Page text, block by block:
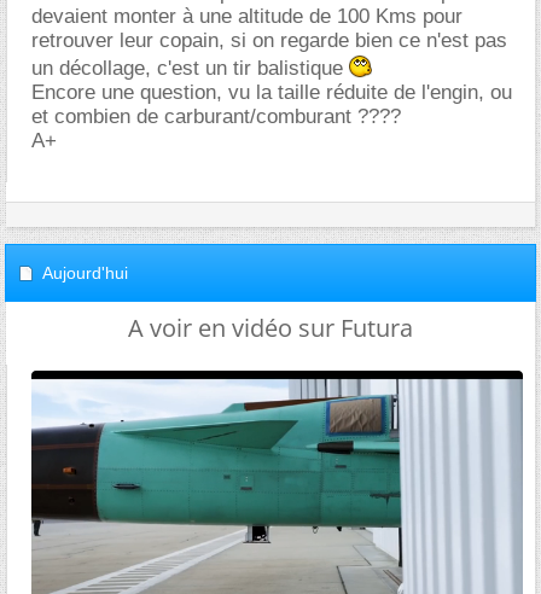
devaient monter à une altitude de 100 Kms pour
retrouver leur copain, si on regarde bien ce n'est pas
un décollage, c'est un tir balistique
Encore une question, vu la taille réduite de l'engin, ou
et combien de carburant/comburant ????
A+
Aujourd'hui
A voir en vidéo sur Futura